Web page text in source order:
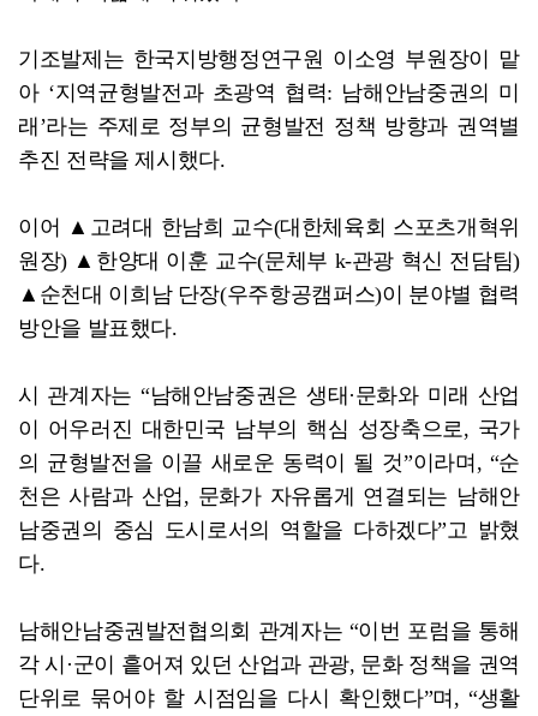
기조발제는 한국지방행정연구원 이소영 부원장이 맡
아 ‘지역균형발전과 초광역 협력: 남해안남중권의 미
래’라는 주제로 정부의 균형발전 정책 방향과 권역별
추진 전략을 제시했다.
이어 ▲고려대 한남희 교수(대한체육회 스포츠개혁위
원장) ▲한양대 이훈 교수(문체부 k-관광 혁신 전담팀)
▲순천대 이희남 단장(우주항공캠퍼스)이 분야별 협력
방안을 발표했다.
시 관계자는 “남해안남중권은 생태·문화와 미래 산업
이 어우러진 대한민국 남부의 핵심 성장축으로, 국가
의 균형발전을 이끌 새로운 동력이 될 것”이라며, “순
천은 사람과 산업, 문화가 자유롭게 연결되는 남해안
남중권의 중심 도시로서의 역할을 다하겠다”고 밝혔
다.
남해안남중권발전협의회 관계자는 “이번 포럼을 통해
각 시·군이 흩어져 있던 산업과 관광, 문화 정책을 권역
단위로 묶어야 할 시점임을 다시 확인했다”며, “생활